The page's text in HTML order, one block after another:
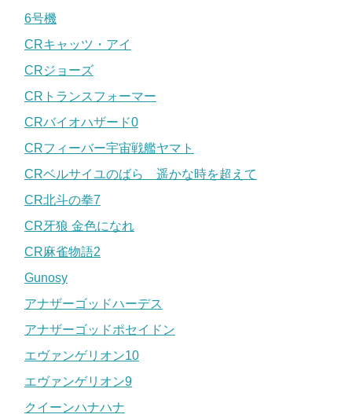
6号機
CRキャッツ・アイ
CRジョーズ
CRトランスフォーマー
CRバイオハザード0
CRフィーバー宇宙戦艦ヤマト
CRベルサイユのばら 遥かな時を超えて
CR北斗の拳7
CR牙狼 金色になれ
CR麻雀物語2
Gunosy
アナザーゴッドハーデス
アナザーゴッドポセイドン
エヴァンゲリオン10
エヴァンゲリオン9
クイーンハナハナ